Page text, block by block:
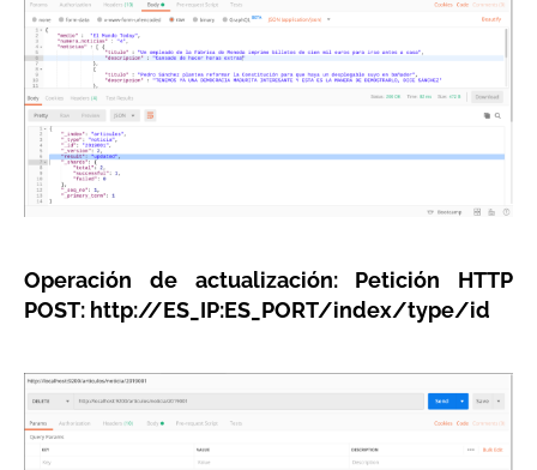
Operación de actualización: Petición HTTP
POST: http://ES_IP:ES_PORT/index/type/id